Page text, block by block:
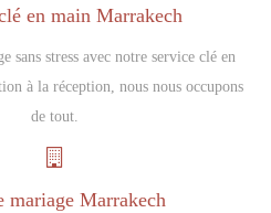
en main Marrakech
sans stress avec notre service clé en
à la réception, nous nous occupons
de tout.
mariage Marrakech